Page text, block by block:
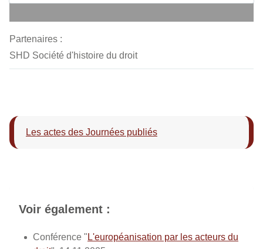
Partenaires :
SHD Société d'histoire du droit
Les actes des Journées publiés
Voir également :
Conférence "L'européanisation par les acteurs du